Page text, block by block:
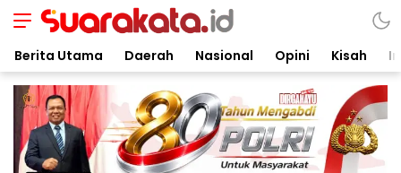
Berita Utama Daerah Nasional Opini Kisah